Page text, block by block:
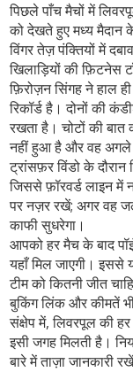
पिछले पाँच मैचों में
को देखते हुए मध्य मैदान
विंगर तेज़ पंक्तियों में
खिलाड़ियों की फ़िटनेस
फ़िरोज़न सिंगह ने हाल
रिकॉर्ड है। दोनों की
रखता है। चोटों की
नहीं हुआ है और वह अगले
ट्रांसफ़र विंडो के
जिससे फ़ॉरवर्ड लाइन में
पर नज़र रखें; अगर वह
काफी सुधरेगा।
आपको हर मैच के बाद
यहाँ मिल जाएगी।
टीम को कितनी जीत
बुकिंग लिंक और कीमतें
संक्षेप में, लिवरपूल की
इसी जगह मिलती है।
बारे में ताज़ा जानकारी